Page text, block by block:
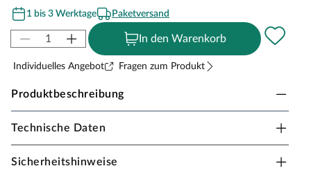
1 bis 3 Werktage
Paketversand
In den Warenkorb
Individuelles Angebot Fragen zum Produkt
Produktbeschreibung
FERAX Parkettfugenmasse
Parkettfugenmasse von Ferax für die Verfugung aller
Technische Daten
Sicherheitshinweise